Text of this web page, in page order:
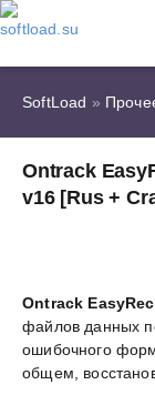
SoftLoad »
Ontrack
v16 [Rus +
Ontrack
файлов данных
ошибочного
общем,